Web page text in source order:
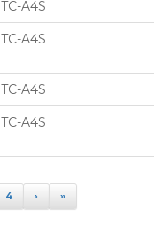
4 › »
TC-A4S
TC-A4S
TC-A4S
TC-A4S